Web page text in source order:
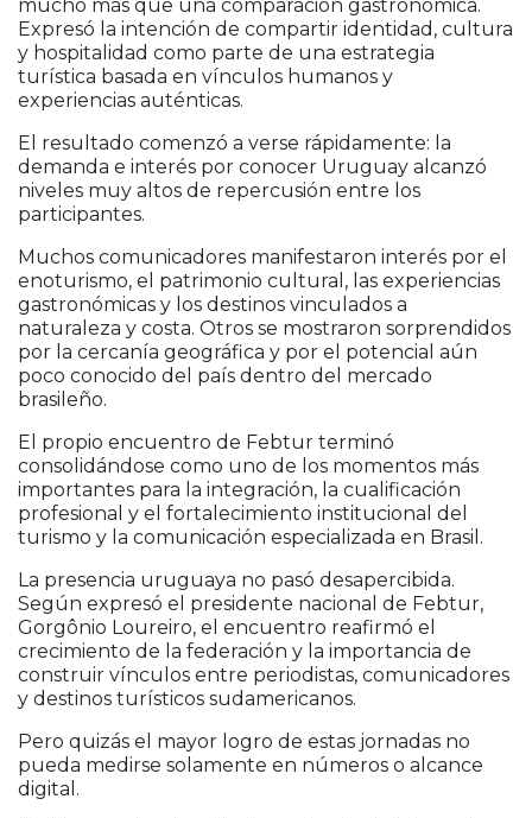
mucho más que una comparación gastronómica.
Expresó la intención de compartir identidad, cultura
y hospitalidad como parte de una estrategia
turística basada en vínculos humanos y
experiencias auténticas.
El resultado comenzó a verse rápidamente: la
demanda e interés por conocer Uruguay alcanzó
niveles muy altos de repercusión entre los
participantes.
Muchos comunicadores manifestaron interés por el
enoturismo, el patrimonio cultural, las experiencias
gastronómicas y los destinos vinculados a
naturaleza y costa. Otros se mostraron sorprendidos
por la cercanía geográfica y por el potencial aún
poco conocido del país dentro del mercado
brasileño.
El propio encuentro de Febtur terminó
consolidándose como uno de los momentos más
importantes para la integración, la cualificación
profesional y el fortalecimiento institucional del
turismo y la comunicación especializada en Brasil.
La presencia uruguaya no pasó desapercibida.
Según expresó el presidente nacional de Febtur,
Gorgônio Loureiro, el encuentro reafirmó el
crecimiento de la federación y la importancia de
construir vínculos entre periodistas, comunicadores
y destinos turísticos sudamericanos.
Pero quizás el mayor logro de estas jornadas no
pueda medirse solamente en números o alcance
digital.